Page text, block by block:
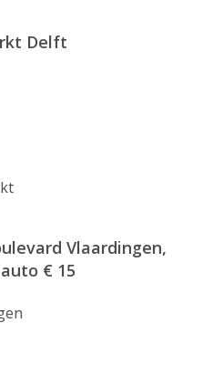
Delft
Vlaardingen,
€ 15